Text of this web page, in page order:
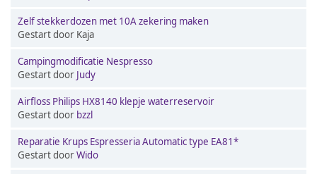
Zelf stekkerdozen met 10A zekering maken
Gestart door Kaja
Campingmodificatie Nespresso
Gestart door Judy
Airfloss Philips HX8140 klepje waterreservoir
Gestart door bzzl
Reparatie Krups Espresseria Automatic type EA81*
Gestart doorWido